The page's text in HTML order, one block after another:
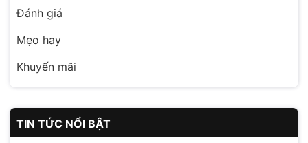
Đánh giá
Mẹo hay
Khuyến mãi
TIN TỨC NỔI BẬT